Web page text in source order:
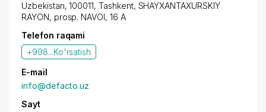
Uzbekistan, 100011, Tashkent, SHAYXANTAXURSKIY
RAYON, prosp. NAVOI, 16 A
Telefon raqami
+998...Ko'rsatish
E-mail
info@defacto.uz
Sayt